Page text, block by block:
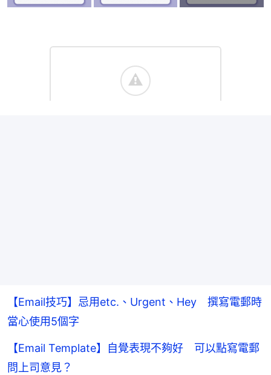
【Email技巧】忌用etc.、Urgent、Hey 撰寫電郵時
當心使用5個字
【Email Template】自覺表現不夠好 可以點寫電郵
問上司意見？